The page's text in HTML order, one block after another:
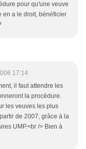
pour qu'une veuve
en a le droit, bénéficier
17:14
il faut attendre les
la procédure.
les veuves les plus
de 2007, grâce à la
UMP.<br /> Bien à